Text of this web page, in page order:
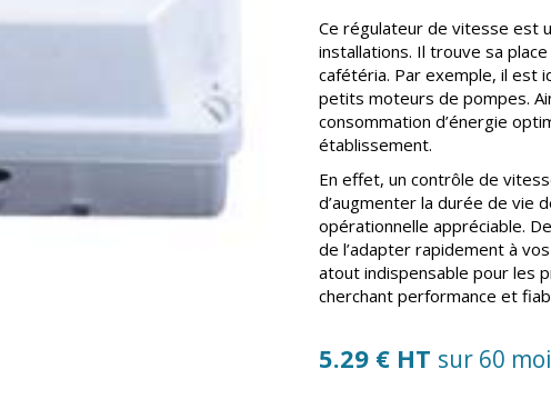
Ce régulateur de vitesse est
installations. Il trouve sa
cafétéria. Par exemple, il est
petits moteurs de pompes.
consommation d’énergie
établissement.
En effet, un contrôle de
d’augmenter la durée de vie
opérationnelle appréciable.
de l’adapter rapidement à
atout indispensable pour les
cherchant performance et
5.29 € HT sur 60